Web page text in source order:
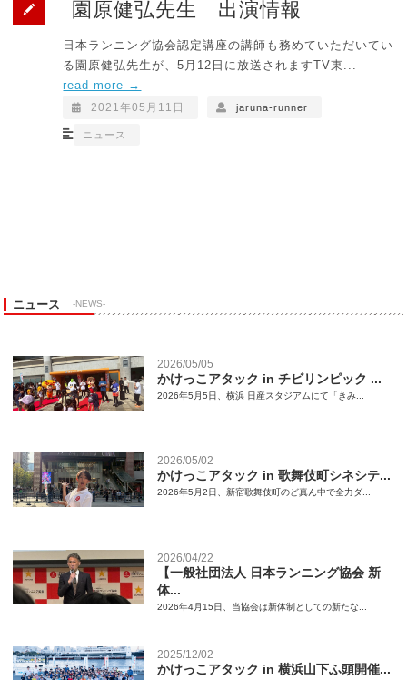
園原健弘先生 出演情報
日本ランニング協会認定講座の講師も務めていただいてい
る園原健弘先生が、5月12日に放送されますTV東...
read more →
2021年05月11日 jaruna-runner
ニュース
ニュース -NEWS-
2026/05/05
かけっこアタック in チビリンピック ...
2026年5月5日、横浜 日産スタジアムにて「きみ...
2026/05/02
かけっこアタック in 歌舞伎町シネシテ...
2026年5月2日、新宿歌舞伎町のど真ん中で全力ダ...
2026/04/22
【一般社団法人 日本ランニング協会 新
体...
2026年4月15日、当協会は新体制としての新たな...
2025/12/02
かけっこアタック in 横浜山下ふ頭開催...